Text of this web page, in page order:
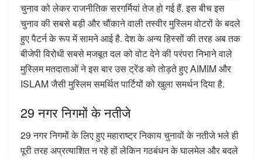
चुनाव को लेकर राजनीतिक सरगर्मियां तेज हो गई हैं. इस बीच इस
चुनाव की सबसे बड़ी और चौंकाने वाली तस्वीर मुस्लिम वोटरों के बदले
हुए पैटर्न के रूप में सामने आई है. देश के अन्य हिस्सों की तरह अब तक
बीजेपी विरोधी सबसे मजबूत दल को वोट देने की परंपरा निभाने वाले
मुस्लिम मतदाताओं ने इस बार उस ट्रेंड को तोड़ते हुए AIMIM और
ISLAM जैसी मुस्लिम समर्थित पार्टियों को खुला समर्थन दिया है.
29 नगर निगमों के नतीजे
29 नगर निगमों के लिए हुए महाराष्ट्र निकाय चुनावों के नतीजे भले ही
पूरी तरह अप्रत्याशित न रहे हों लेकिन गठबंधन के घालमेल और बदले